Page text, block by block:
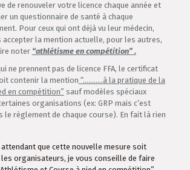
de renouveler votre licence chaque année et
un questionnaire de santé à chaque
Pour ceux qui ont déjà vu leur médecin,
la mention actuelle, pour les autres,
noter “athlétisme en compétition” .
ne prennent pas de licence FFA, le certificat
contenir la mention “………..à la pratique de la
en compétition” sauf modèles spéciaux
organisations (ex: GRP mais c’est
le règlement de chaque course). En fait là rien
attendant que cette nouvelle mesure soit
organisateurs, je vous conseille de faire